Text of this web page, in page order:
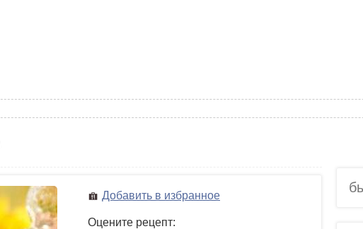
Добавить в избранное
Оцените рецепт: